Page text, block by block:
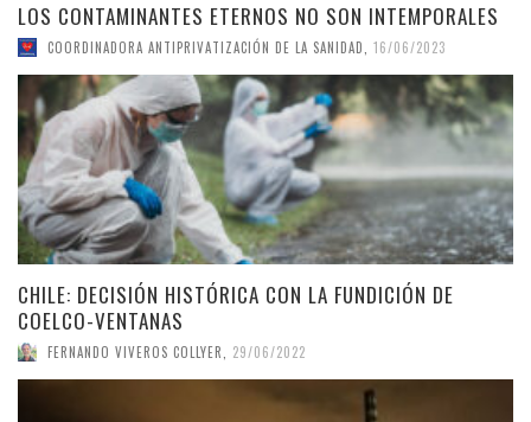
LOS CONTAMINANTES ETERNOS NO SON INTEMPORALES
COORDINADORA ANTIPRIVATIZACIÓN DE LA SANIDAD 16/06/2023
CHILE: DECISIÓN HISTÓRICA CON LA FUNDICIÓN DE
COELCO-VENTANAS
FERNANDO VIVEROS COLLYER 29/06/2022